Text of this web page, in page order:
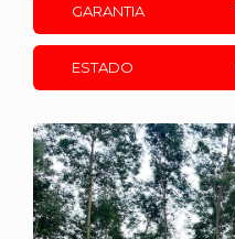
GARANTIA
ESTADO